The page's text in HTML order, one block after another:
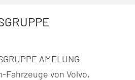
AMELUNG
von Volvo,